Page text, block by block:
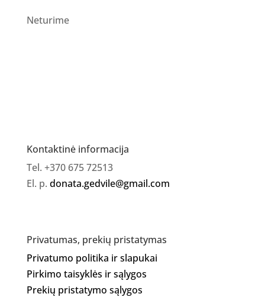
Neturime
Kontaktinė informacija
Tel. +370 675 72513
El. p. donata.gedvile@gmail.com
Privatumas, prekių pristatymas
Privatumo politika ir slapukai
Pirkimo taisyklės ir sąlygos
Prekių pristatymo sąlygos